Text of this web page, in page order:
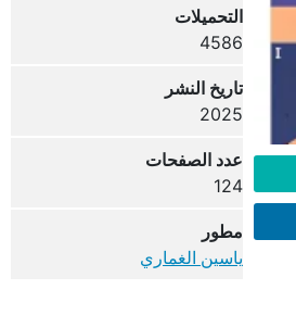
التحميلات
4586
تاريخ النشر
2025
عدد الصفحات
124
مطور
ياسين الغماري